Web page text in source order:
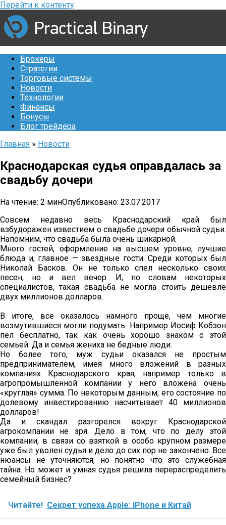
Перейти к контенту
Брокеры
Стратегии
Торговые системы
Новости
Технологии
Финансы
Бонусы
Блог трейдера
Главная » Новости
Краснодарская судья оправдалась за
свадьбу дочери
На чтение: 2 минОпубликовано: 23.07.2017
Совсем недавно весь Краснодарский край был
взбудоражен известием о свадьбе дочери обычной судьи.
Напомним, что свадьба была очень шикарной.
Много гостей, оформление на высшем уровне, лучшие
блюда и, главное — звездные гости. Среди которых был
Николай Басков. Он не только спел несколько своих
песен, но и вел вечер. И, по словам некоторых
специалистов, такая свадьба не могла стоить дешевле
двух миллионов долларов.
В итоге, все оказалось намного проще, чем многие
возмутившиеся могли подумать. Например Иосиф Кобзон
пел бесплатно, так как очень хорошо знаком с этой
семьей. Да и семья жениха не бедные люди.
Но более того, муж судьи оказался не простым
предпринимателем, имея много вложений в разных
компаниях Краснодарского края, например только в
агропромышленной компании у него вложена очень
«круглая» сумма. По некоторым данным, его состояние по
долевому инвестированию насчитывает 40 миллионов
долларов!
Да и скандал разгорелся вокруг Краснодарской
агрокомпании не зря. Дело в том, что по делу этой
компании, в связи со взяткой в особо крупном размере
уже был уволен судья и дело до сих пор не закончено. Все
нюансы не уточняются, но понятно что это служебная
тайна. Но может и умная судья решила перераспределить
семейный бизнес?
Читайте! Секрет успеха Apple: iPhone и Китай